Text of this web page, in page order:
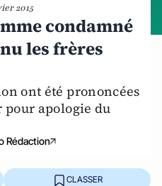
2015
condamné
les frères
ont été prononcées
apologie du
Rédaction
CLASSER